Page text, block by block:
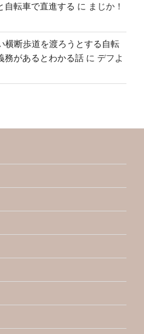
自転車で直進する に まじか！
横断歩道を渡ろうとする自転
務があるとわかる話 に デフよ